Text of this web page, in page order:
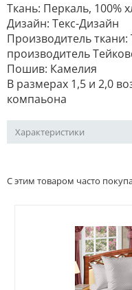
Ткань: Перкаль, 100%
Дизайн: Текс-Дизайн
Производитель
производитель
Пошив: Камелия
В размерах 1,5 и 2,0
компаьона
Характеристики
С этим товаром часто